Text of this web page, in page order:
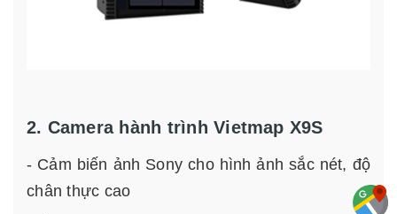
2. Camera hành trình Vietmap X9S
- Cảm biến ảnh Sony cho hình ảnh sắc nét, độ
chân thực cao